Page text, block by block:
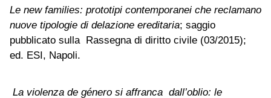
Le new families: prototipi contemporanei che reclamano
nuove tipologie di delazione ereditaria; saggio
pubblicato sulla Rassegna di diritto civile (03/2015);
ed. ESI, Napoli.
La violenza de género si affranca dall’oblio: le